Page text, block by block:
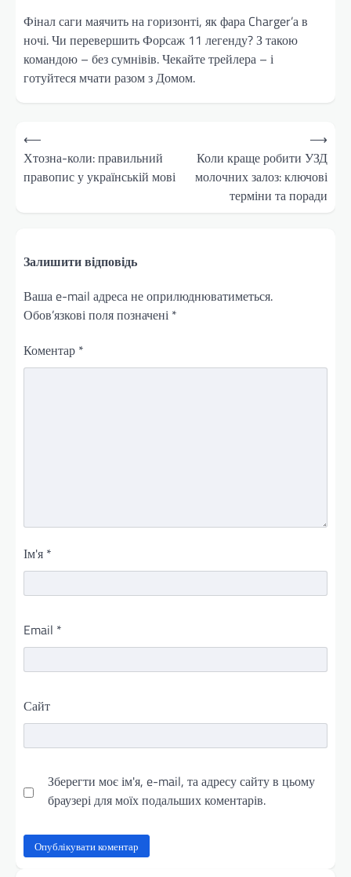
Фінал саги маячить на горизонті, як фара Charger’а в
ночі. Чи перевершить Форсаж 11 легенду? З такою
командою – без сумнівів. Чекайте трейлера – і
готуйтеся мчати разом з Домом.
Навігація
записів
⟵
Хтозна-коли: правильний
правопис у українській мові
Коли краще робити УЗД
молочних залоз: ключові
терміни та поради
⟶
Залишити відповідь
Ваша e-mail адреса не оприлюднюватиметься.
Обов’язкові поля позначені *
Коментар *
Ім'я *
Email *
Сайт
Зберегти моє ім'я, e-mail, та адресу сайту в цьому
браузері для моїх подальших коментарів.